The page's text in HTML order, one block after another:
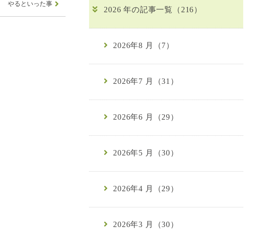
やるといった事
2026 年の記事一覧（216）
2026年8 月（7）
2026年7 月（31）
2026年6 月（29）
2026年5 月（30）
2026年4 月（29）
2026年3 月（30）